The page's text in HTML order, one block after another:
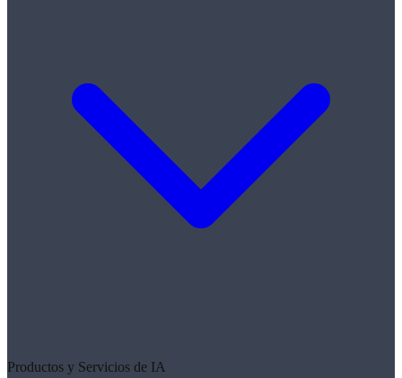
Productos y Servicios de IA